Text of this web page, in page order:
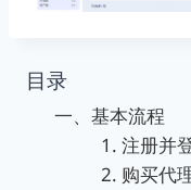
目录
一、基本流程
1. 注册并
2. 购买代